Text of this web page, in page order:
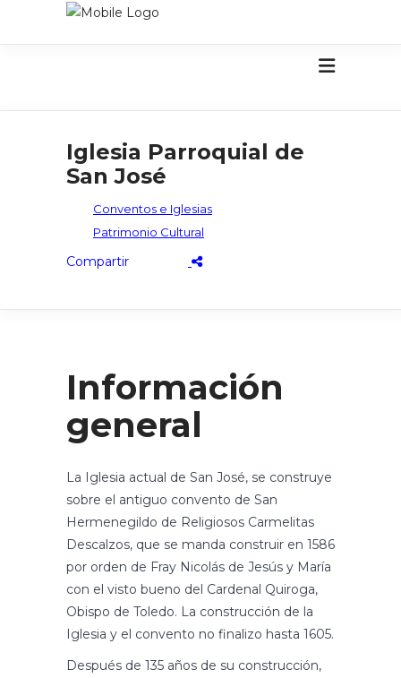
Iglesia Parroquial de
San José
Conventos e Iglesias
Patrimonio Cultural
Información
general
La Iglesia actual de San José, se construye
sobre el antiguo convento de San
Hermenegildo de Religiosos Carmelitas
Descalzos, que se manda construir en 1586
por orden de Fray Nicolás de Jesús y María
con el visto bueno del Cardenal Quiroga,
Obispo de Toledo. La construcción de la
Iglesia y el convento no finalizo hasta 1605.
Después de 135 años de su construcción,